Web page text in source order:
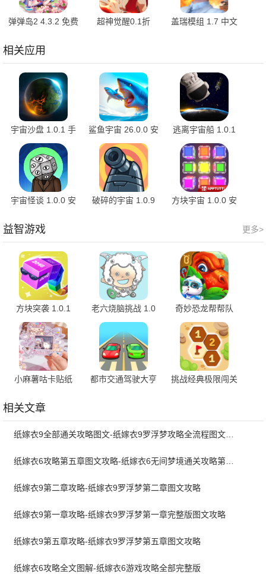
弹弹岛2 4.3.2 免费
超神觉醒0.1折
盖瑞模组 1.7 中文
相关应用
宇宙沙盘 1.0.1 手
机版
鲨鱼宇宙 26.0.0 安
卓版
逃离宇宙船 1.0.1
安卓版
宇宙怪谈 1.0.0 安
破碎的宇宙 1.0.9
方块宇宙 1.0.0 安
更多>
益智游戏
方块突袭 1.0.1
老六烧脑挑战 1.0
手机版
奇妙恐龙帮帮队
9.91.50.00
小麻薯咕卡贴纸
都市交通驾驶大亨
挑战经典极限闯关
相关文章
纸嫁衣9全部通关攻略图文-纸嫁衣9罗浮梦攻略全流程图文详解
纸嫁衣6攻略第五章图文攻略-纸嫁衣6无间梦境通关攻略第五章
纸嫁衣9第二章攻略-纸嫁衣9罗浮梦第二章图文攻略
纸嫁衣9第一章攻略-纸嫁衣9罗浮梦第一章完整版图文攻略
纸嫁衣9第五章攻略-纸嫁衣9罗浮梦第五章图文攻略
纸嫁衣6攻略全文图解-纸嫁衣6游戏攻略全部完整版